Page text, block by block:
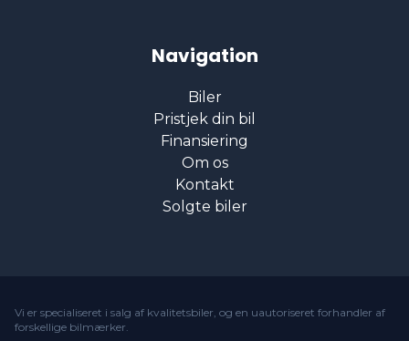
Navigation
Biler
Pristjek din bil
Finansiering
Om os
Kontakt
Solgte biler
Vi er specialiseret i salg af kvalitetsbiler, og en uautoriseret forhandler af
forskellige bilmærker.